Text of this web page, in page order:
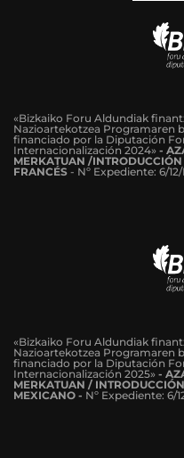
«Bizkaiko Foru Aldundiak
Nazioartekotzea Programaren
financiado por la Diputación
Internacionalización 2024» -
MERKATUAN /
FRANCÉS - Nº Expediente: 6/
«Bizkaiko Foru Aldundiak
Nazioartekotzea Programaren
financiado por la Diputación
Internacionalización 2025» -
MERKATUAN /
MEXICANO - Nº Expediente: 6/